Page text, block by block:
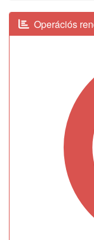
Operációs